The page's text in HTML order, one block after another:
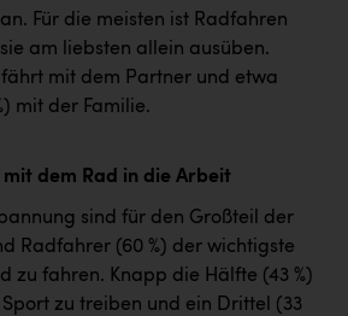
Für die meisten ist Radfahren
am liebsten allein ausüben.
fährt mit dem Partner und etwa
mit der Familie.
mit dem Rad in die Arbeit
sind für den Großteil der
Radfahrer (60 %) der wichtigste
zu fahren. Knapp die Hälfte (43 %)
zu treiben und ein Drittel (33